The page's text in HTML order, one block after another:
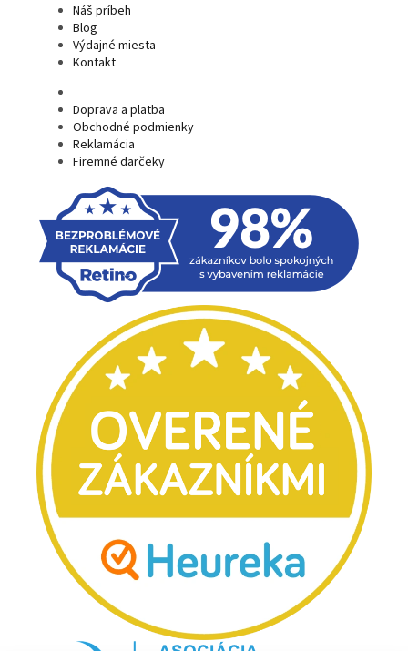
Náš príbeh
Blog
Výdajné miesta
Kontakt
Doprava a platba
Obchodné podmienky
Reklamácia
Firemné darčeky